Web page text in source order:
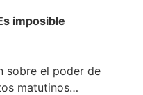
imposible
sobre el poder de
matutinos…